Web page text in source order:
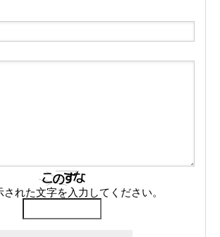
された文字を入力してください。